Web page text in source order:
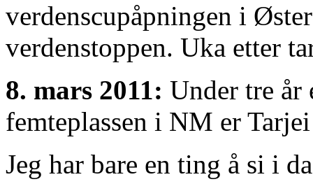
verdenscupåpningen i
verdenstoppen. Uka etter
8. mars 2011: Under tre år
femteplassen i NM er
Jeg har bare en ting å si i